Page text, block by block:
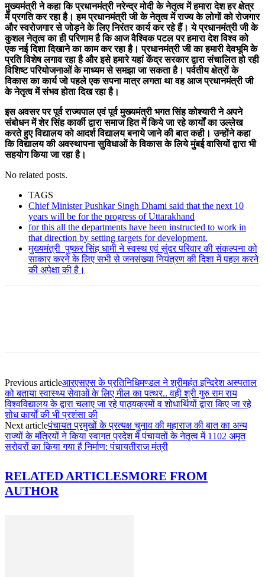
मुख्यमंत्री ने कहा कि प्रधानमंत्री नरेन्द्र मोदी के नेतृत्व में हमारा देश हर क्षेत्र
में प्रगति कर रहा है। हम प्रधानमंत्री जी के नेतृत्व में राज्य के लोगों को रोजगार
और स्वरोजगार से जोड़ने के लिए निरंतर कार्य कर रहे हैं। ये प्रधानमंत्री जी के
कुशल नेतृत्व का ही परिणाम है कि आज वैश्विक पटल पर हमारा देश विश्व को
एक नई दिशा दिखाने का काम कर रहा है। प्रधानमंत्री जी का हमारी देवभूमि के
प्रति विशेष लगाव रहा है और इसे हमारे यहां केंद्र सरकार द्वारा संचालित हो रही
विशिष्ट परियोजनाओं के माध्यम से समझा जा सकता है। पर्वतीय क्षेत्रों के
विकास का कार्य जो पहले एक सपना मात्र लगता था वह आज प्रधानमंत्री जी
के नेतृत्व में संभव होता दिख रहा है।
इस अवसर पर पूर्व राज्यपाल एवं पूर्व मुख्यमंत्री भगत सिंह कोश्यारी ने अपने
संबोधन में शेर सिंह कार्की द्वारा समाज हित में किये जा रहे कार्यों का उल्लेख
करते हुए विद्यालय को आदर्श विद्यालय बनाये जाने की बात कही। उन्होंने कहा
कि विद्यालय की अवस्थापना सुविधाओं के विकास के लिये मुंबई वासियों द्वारा भी
सहयोग किया जा रहा है।
No related posts.
TAGS
Chief Minister Pushkar Singh Dhami said that the next 10
years will be for the progress of Uttarakhand
for this all the departments have been instructed to work in
that direction by setting targets for development.
मुख्यमंत्री पुष्कर सिंह धामी ने स्वस्थ एवं सुंदर परिवार की संकल्पना को
साकार करने के लिए सभी से जनसंख्या नियंत्रण की दिशा में पहल करने
की अपेक्षा की है।
Previous articleआरएसएस के प्रतिनिधिमण्डल ने श्रीमहंत इन्दिरेश अस्पताल
को बताया स्वास्थ्य सेवाओं के लिए मील का पत्थर.. वही श्री गुरु राम राय
विश्वविद्यालय के द्वारा चलाए जा रहे पाठ्यक्रमों व शोधार्थियों द्वारा किए जा रहे
शोध कार्यों की भी प्रशंसा की
Next articleपंचायत प्रमुखों के प्रत्यक्ष चुनाव की महाराज की बात का अन्य
राज्यों के मंत्रियों ने किया स्वागत प्रदेश में पंचायतों के नेतृत्व में 1102 अमृत
सरोवरों का किया गया है निर्माण: पंचायतीराज मंत्री
RELATED ARTICLESMORE FROM
AUTHOR